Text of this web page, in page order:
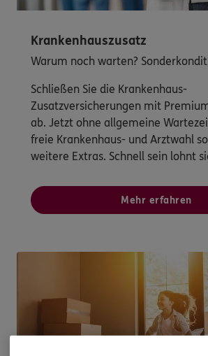
Krankenhauszusatz
Warum noch warten?
Schließen Sie die Krankenhaus-
Zusatzversicherungen mit
ab. Jetzt ohne allgemeine
freie Krankenhaus- und Arztwahl
weitere Extras. Schnell sein lohnt
Mehr erfahren